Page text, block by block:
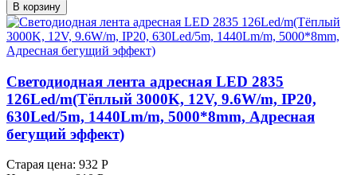
В корзину
Светодиодная лента адресная LED 2835
126Led/m(Тёплый 3000K, 12V, 9.6W/m, IP20,
630Led/5m, 1440Lm/m, 5000*8mm, Адресная
бегущий эффект)
Старая цена: 932 Р